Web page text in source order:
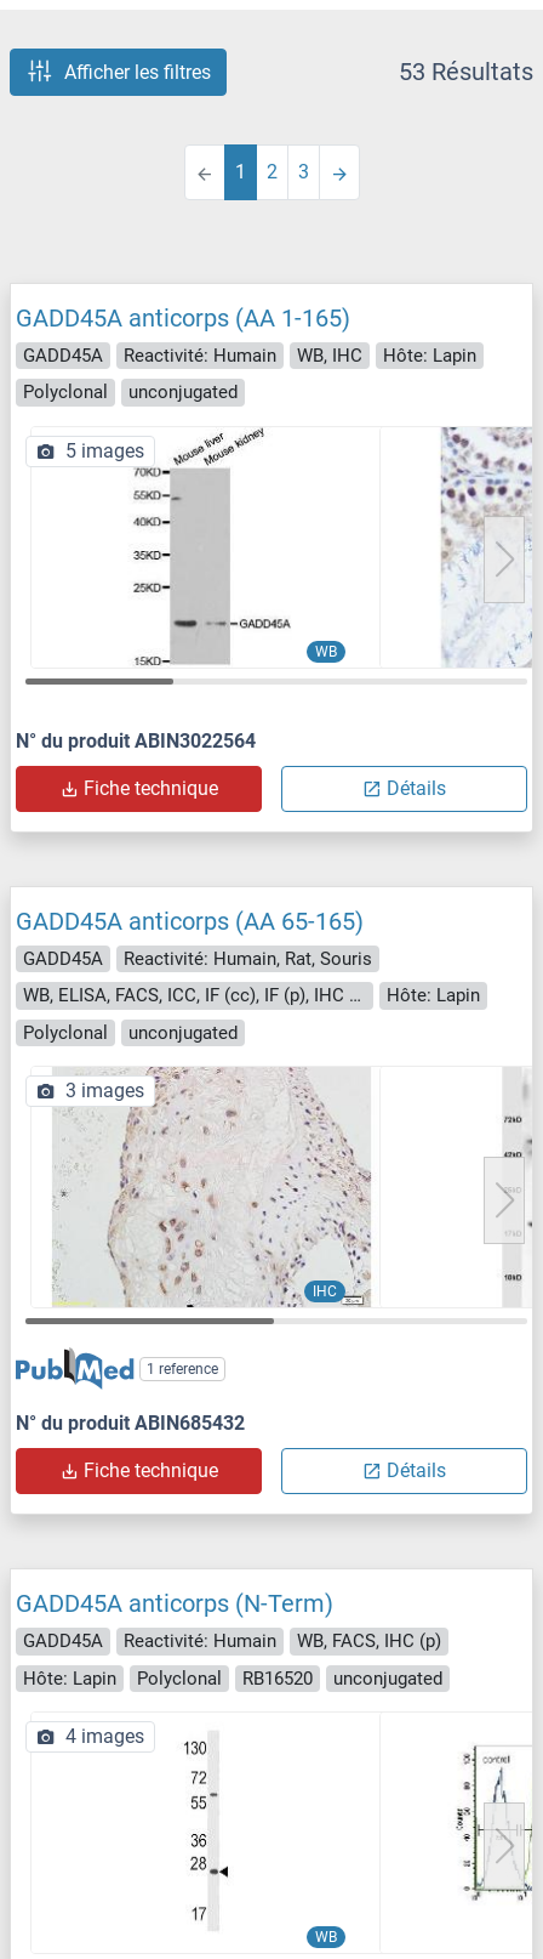
Afficher les filtres 53 Résultats
1 2 3
GADD45A anticorps (AA 1-165)
GADD45A Reactivité: Humain WB, IHC
Hôte: Lapin
Polyclonal
unconjugated
WB
5 images
N° du produit ABIN3022564
Fiche technique Détails
GADD45A anticorps (AA 65-165)
GADD45A
Reactivité: Humain, Rat, Souris
WB, ELISA, FACS, ICC, IF (cc), IF (p), IHC (p), IHC (fro)
Hôte: Lapin
Polyclonal
unconjugated
IHC
3 images
1 reference
N° du produit ABIN685432
Fiche technique Détails
GADD45A anticorps (N-Term)
GADD45A Reactivité: Humain
WB, FACS, IHC (p)
Hôte: Lapin
Polyclonal RB16520 unconjugated
WB
4 images